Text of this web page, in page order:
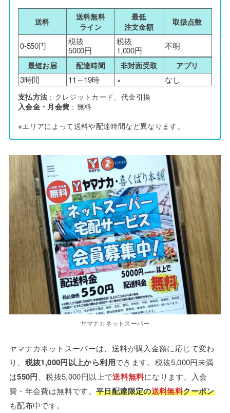
送料
送料無料
ライン
最低
注文金額
取扱点数
0-550円
税抜
5000円
税抜
1,000円
不明
最短お届 配達時間 非対面受取 アプリ
3時間 11～19時 × なし
支払方法 ：クレジットカード、代金引換
入会金・月会費 ：無料
※エリアによって送料や配達時間など異なります。
ヤマナカネットスーパー
ヤマナカネットスーパーは、送料が購入金額に応じて変わ
り、 税抜1,000円以上から利用できます。税抜5,000円未満
は550円 、税抜5,000円以上で送料無料になります。入会
費・年会費は無料です。平日配達限定の送料無料クーポン
も配布中です。